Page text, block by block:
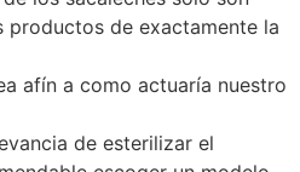
productos de exactamente la
afín a como actuaría nuestro
de esterilizar el